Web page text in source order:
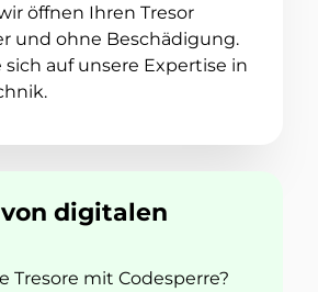
öffnen Ihren Tresor
und ohne Beschädigung.
sich auf unsere Expertise in
digitalen
Tresore mit Codesperre?